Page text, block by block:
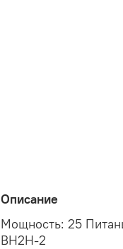
Описание
Мощность: 25
ВН2Н-2